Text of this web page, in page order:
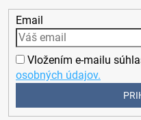
Email
Vložením e-mailu
osobných údajov.